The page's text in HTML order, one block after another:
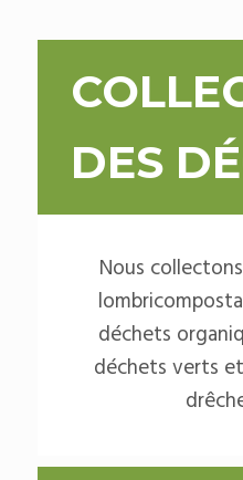
DES
Nous
déchets
déchets verts